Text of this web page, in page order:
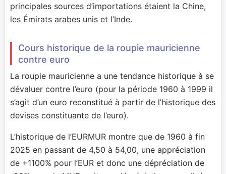
principales sources d’importations étaient la Chine,
les Émirats arabes unis et l’Inde.
Cours historique de la roupie mauricienne
contre euro
La roupie mauricienne a une tendance historique à se
dévaluer contre l’euro (pour la période 1960 à 1999 il
s’agit d’un euro reconstitué à partir de l’historique des
devises constituante de l’euro).
L’historique de l’EURMUR montre que de 1960 à fin
2025 en passant de 4,50 à 54,00, une appréciation
de +1100% pour l’EUR et donc une dépréciation de